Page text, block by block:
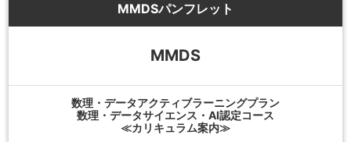
MMDSパンフレット
MMDS
数理・データアクティブラーニングプラン
数理・データサイエンス・AI認定コース
≪カリキュラム案内≫